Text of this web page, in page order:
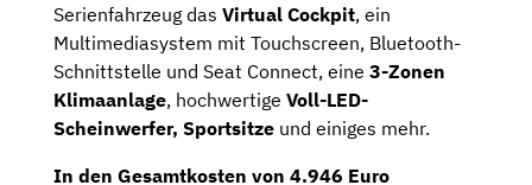
Serienfahrzeug das Virtual Cockpit, ein
Multimediasystem mit Touchscreen, Bluetooth-
Schnittstelle und Seat Connect, eine 3-Zonen
Klimaanlage, hochwertige Voll-LED-
Scheinwerfer, Sportsitze und einiges mehr.
In den Gesamtkosten von 4.946 Euro